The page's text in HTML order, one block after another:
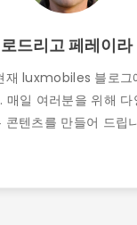
로드리고 페레이라
재 luxmobiles 블로그
매일 여러분을 위해 다
콘텐츠를 만들어 드립